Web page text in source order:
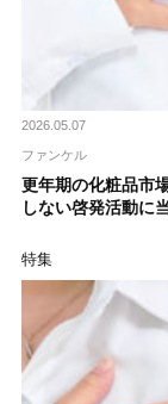
2026.05.07
ファンケル
更年期の化粧品市
しない啓発活動に
特集